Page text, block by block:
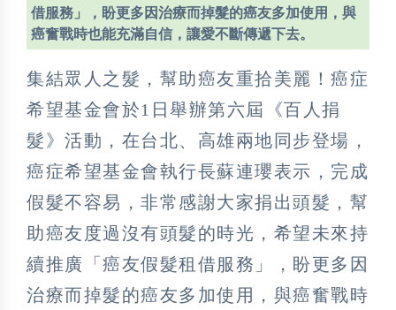
借服務」，盼更多因治療而掉髮的癌友多加使用，與
癌奮戰時也能充滿自信，讓愛不斷傳遞下去。
集結眾人之髮，幫助癌友重拾美麗！癌症
希望基金會於1日舉辦第六屆《百人捐
髮》活動，在台北、高雄兩地同步登場，
癌症希望基金會執行長蘇連瓔表示，完成
假髮不容易，非常感謝大家捐出頭髮，幫
助癌友度過沒有頭髮的時光，希望未來持
續推廣「癌友假髮租借服務」，盼更多因
治療而掉髮的癌友多加使用，與癌奮戰時